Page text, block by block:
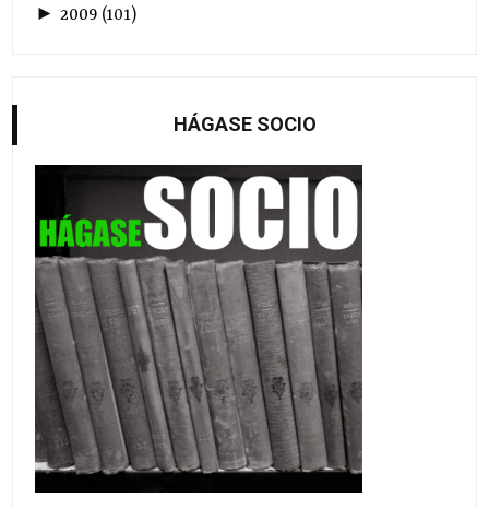
► 2009 (101)
HÁGASE SOCIO